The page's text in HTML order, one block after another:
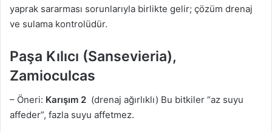
yaprak sararması sorunlarıyla birlikte gelir; çözüm drenaj
ve sulama kontrolüdür.
Paşa Kılıcı (Sansevieria),
Zamioculcas
– Öneri: Karışım 2 (drenaj ağırlıklı) Bu bitkiler “az suyu
affeder”, fazla suyu affetmez.